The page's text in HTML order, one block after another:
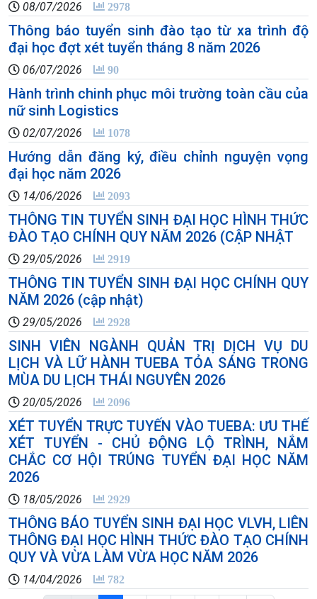
08/07/2026 2978
Thông báo tuyển sinh đào tạo từ xa trình độ
đại học đợt xét tuyển tháng 8 năm 2026
06/07/2026 90
Hành trình chinh phục môi trường toàn cầu của
nữ sinh Logistics
02/07/2026 1078
Hướng dẫn đăng ký, điều chỉnh nguyện vọng
đại học năm 2026
14/06/2026 2093
THÔNG TIN TUYỂN SINH ĐẠI HỌC HÌNH THỨC
ĐÀO TẠO CHÍNH QUY NĂM 2026 (CẬP NHẬT
29/05/2026 2919
THÔNG TIN TUYỂN SINH ĐẠI HỌC CHÍNH QUY
NĂM 2026 (cập nhật)
29/05/2026 2928
SINH VIÊN NGÀNH QUẢN TRỊ DỊCH VỤ DU
LỊCH VÀ LỮ HÀNH TUEBA TỎA SÁNG TRONG
MÙA DU LỊCH THÁI NGUYÊN 2026
20/05/2026 2096
XÉT TUYỂN TRỰC TUYẾN VÀO TUEBA: ƯU THẾ
XÉT TUYỂN - CHỦ ĐỘNG LỘ TRÌNH, NẮM
CHẮC CƠ HỘI TRÚNG TUYỂN ĐẠI HỌC NĂM
2026
18/05/2026 2929
THÔNG BÁO TUYỂN SINH ĐẠI HỌC VLVH, LIÊN
THÔNG ĐẠI HỌC HÌNH THỨC ĐÀO TẠO CHÍNH
QUY VÀ VỪA LÀM VỪA HỌC NĂM 2026
14/04/2026 782